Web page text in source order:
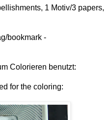
1 Motiv/3 papers,
bookmark -
Colorieren benutzt:
for the coloring: